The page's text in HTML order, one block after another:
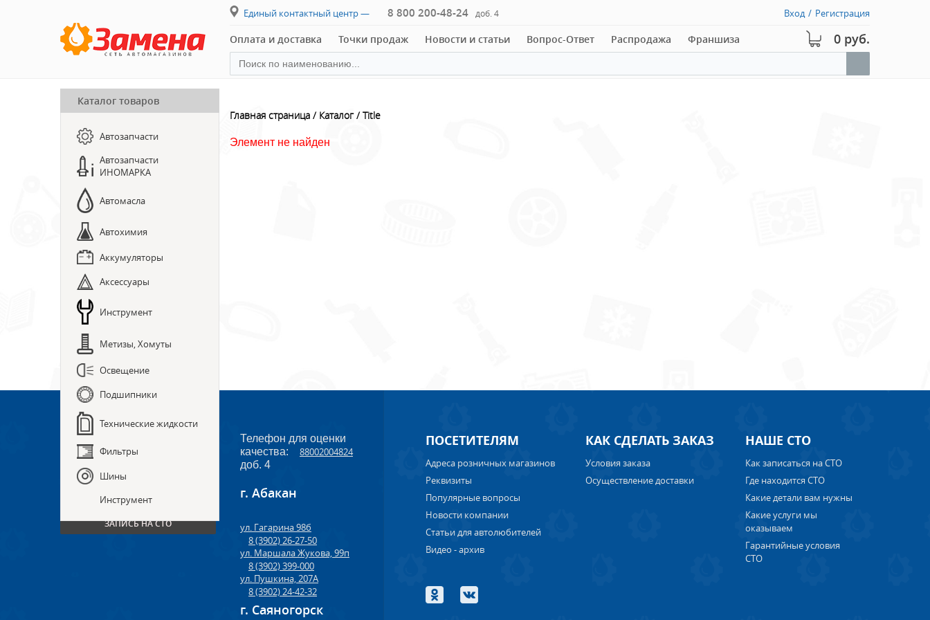
Единый контактный центр — 8 800 200-48-24 доб. 4 Вход / Регистрация
Оплата и доставка Точки продаж Новости и статьи Вопрос-Ответ Распродажа Франшиза 0 руб.
ПРЕДЗАКАЗ ЗАПЧАСТЕЙ
ЗАПИСЬ НА СТО
Каталог товаров
Автозапчасти
Автозапчасти
ИНОМАРКА
Автомасла
Автохимия
Аккумуляторы
Аксессуары
Инструмент
Метизы, Хомуты
Освещение
Подшипники
Технические жидкости
Фильтры
Шины
Инструмент
Главная страница Каталог Title
Элемент не найден
ПРЕДЗАКАЗ ЗАПЧАСТЕЙ
ЗАПИСЬ НА СТО
Телефон для оценки
качества:
88002004824
доб. 4
г. Абакан
ул. Гагарина 98б
8 (3902) 26-27-50
ул. Маршала Жукова, 99п
8 (3902) 399-000
ул. Пушкина, 207А
8 (3902) 24-42-32
г. Саяногорск
ПОСЕТИТЕЛЯМ
Адреса розничных магазинов
Реквизиты
Популярные вопросы
Новости компании
Статьи для автолюбителей
Видео - архив
КАК СДЕЛАТЬ ЗАКАЗ
Условия заказа
Осуществление доставки
НАШЕ СТО
Как записаться на СТО
Где находится СТО
Какие детали вам нужны
Какие услуги мы
оказываем
Гарантийные условия
СТО